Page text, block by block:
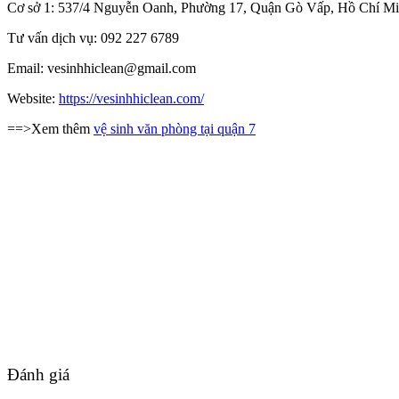
Cơ sở 1: 537/4 Nguyễn Oanh, Phường 17, Quận Gò Vấp, Hồ Chí
Tư vấn dịch vụ: 092 227 6789
Email: vesinhhiclean@gmail.com
Website: https://vesinhhiclean.com/
==>Xem thêm vệ sinh văn phòng tại quận 7
Đánh giá